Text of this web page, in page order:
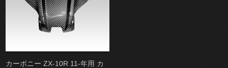
カーボニー ZX-10R 11-年用 カ